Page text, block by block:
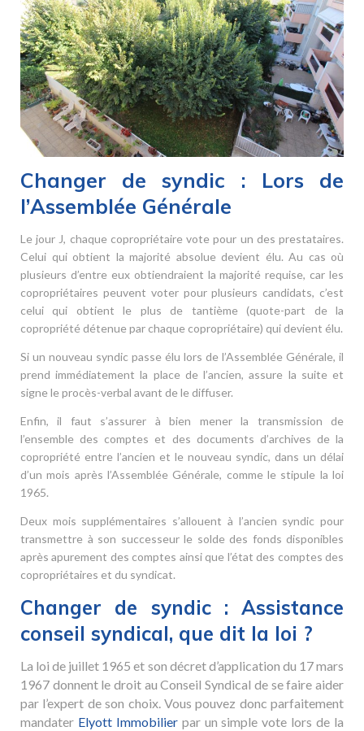
Changer de syndic : Lors de
l’Assemblée Générale
Le jour J, chaque copropriétaire vote pour un des prestataires.
Celui qui obtient la majorité absolue devient élu. Au cas où
plusieurs d’entre eux obtiendraient la majorité requise, car les
copropriétaires peuvent voter pour plusieurs candidats, c’est
celui qui obtient le plus de tantième (quote-part de la
copropriété détenue par chaque copropriétaire) qui devient élu.
Si un nouveau syndic passe élu lors de l’Assemblée Générale, il
prend immédiatement la place de l’ancien, assure la suite et
signe le procès-verbal avant de le diffuser.
Enfin, il faut s’assurer à bien mener la transmission de
l’ensemble des comptes et des documents d’archives de la
copropriété entre l’ancien et le nouveau syndic, dans un délai
d’un mois après l’Assemblée Générale, comme le stipule la loi
1965.
Deux mois supplémentaires s’allouent à l’ancien syndic pour
transmettre à son successeur le solde des fonds disponibles
après apurement des comptes ainsi que l’état des comptes des
copropriétaires et du syndicat.
Changer de syndic : Assistance
conseil syndical, que dit la loi ?
La loi de juillet 1965 et son décret d’application du 17 mars
1967 donnent le droit au Conseil Syndical de se faire aider
par l’expert de son choix. Vous pouvez donc parfaitement
mandater Elyott Immobilierpar un simple vote lors de la